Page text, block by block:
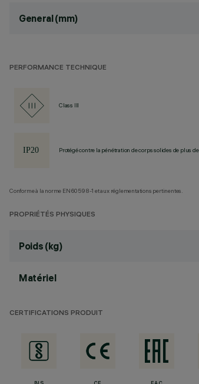
General (mm)
PERFORMANCE TECHNIQUE
Class III
Protégé contre la pénétration de corps solides de plus
Conforme à la norme EN60598-1 et aux réglementations pertinentes.
PROPRIÉTÉS PHYSIQUES
Poids (kg)
Matériel
CERTIFICATIONS PRODUIT